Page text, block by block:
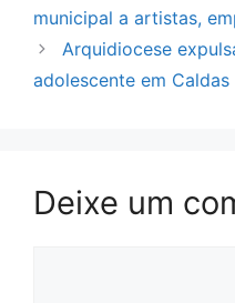
municipal a artistas,
Arquidiocese
adolescente em Caldas
Deixe um